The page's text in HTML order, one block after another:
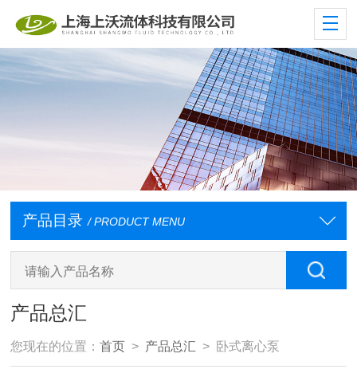
产品目录 / PRODUCT MENU
产品总汇
您现在的位置：首页 > 产品总汇 > 卧式离心泵